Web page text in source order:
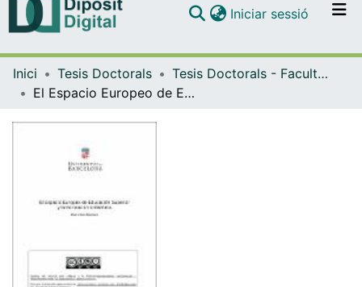
Navega per tot el DD
Iniciar sessió (current)
Inici Tesis Doctorals
Tesis Doctorals - Facultat - Dret
El Espacio Europeo de Educación Superior y la Formación Enfermera